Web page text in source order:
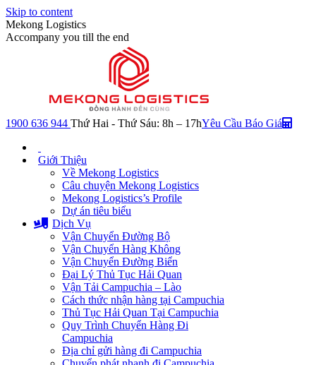
Skip to content
Mekong Logistics
Accompany you till the end
1900 636 944 Thứ Hai - Thứ Sáu: 8h – 17hYêu Cầu Báo Giá
Giới Thiệu
Về Mekong Logistics
Câu chuyện Mekong Logistics
Mekong Logistics’s Profile
Dự án tiêu biểu
Dịch Vụ
Vận Chuyển Đường Bộ
Vận Chuyển Hàng Không
Vận Chuyển Đường Biển
Đại Lý Thủ Tục Hải Quan
Vận Tải Campuchia – Lào
Cách thức nhận hàng tại Campuchia
Thủ Tục Hải Quan Tại Campuchia
Quy Trình Chuyển Hàng Đi
Campuchia
Địa chỉ gửi hàng đi Campuchia